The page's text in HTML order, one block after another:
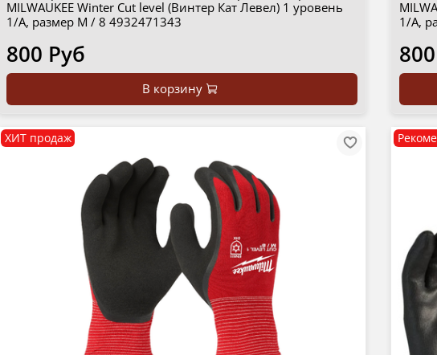
MILWAUKEE Winter Cut level (Винтер Кат Левел) 1 уровень
1/A, размер M / 8 4932471343
800 Руб
В корзину
1/A,
ХИТ продаж